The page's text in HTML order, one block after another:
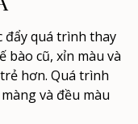
đẩy quá trình thay
bào cũ, xỉn màu và
hơn. Quá trình
và đều màu